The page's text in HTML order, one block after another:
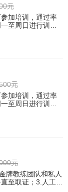
元
加培训，通过率
至周日进行训
元
加培训，通过率
至周日进行训
元
牌教练团队和私人
至取证；3.人工